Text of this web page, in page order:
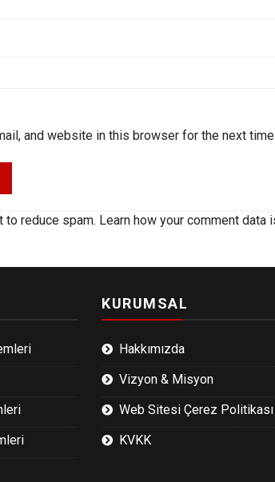
and website in this browser for the next
reduce spam. Learn how your comment data
KURUMSAL
Hakkımızda
Vizyon & Misyon
Web Sitesi Çerez Politikası
KVKK